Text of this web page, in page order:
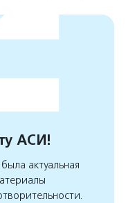
АСИ!
актуальная